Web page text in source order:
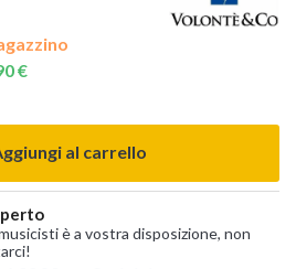
€
al carrello
è a vostra disposizione, non